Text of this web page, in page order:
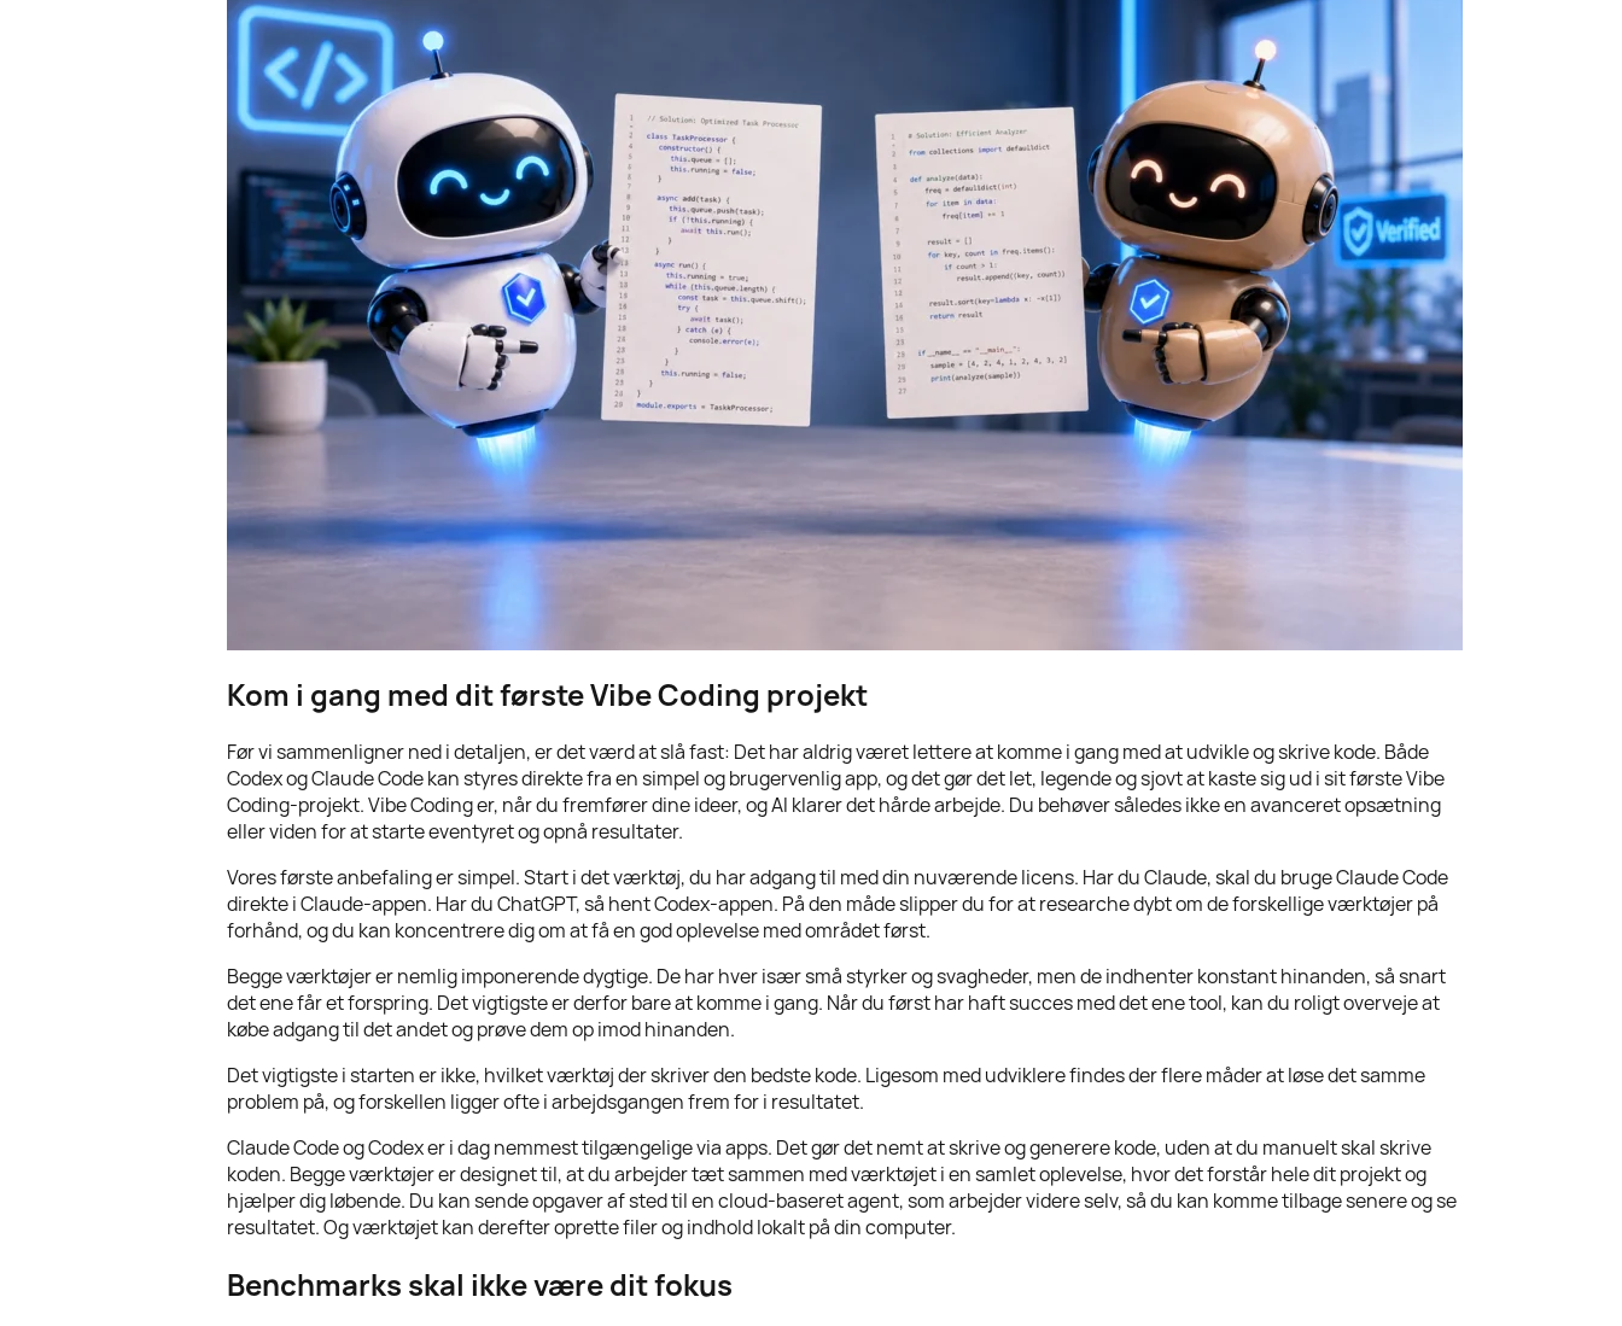
Kom i gang med dit første Vibe Coding projekt
Før vi sammenligner ned i detaljen, er det værd at slå fast: Det har aldrig været lettere at komme i gang med at udvikle og skrive kode. Både
Codex og Claude Code kan styres direkte fra en simpel og brugervenlig app, og det gør det let, legende og sjovt at kaste sig ud i sit første Vibe
Coding-projekt. Vibe Coding er, når du fremfører dine ideer, og AI klarer det hårde arbejde. Du behøver således ikke en avanceret opsætning
eller viden for at starte eventyret og opnå resultater.
Vores første anbefaling er simpel. Start i det værktøj, du har adgang til med din nuværende licens. Har du Claude, skal du bruge Claude Code
direkte i Claude-appen. Har du ChatGPT, så hent Codex-appen. På den måde slipper du for at researche dybt om de forskellige værktøjer på
forhånd, og du kan koncentrere dig om at få en god oplevelse med området først.
Begge værktøjer er nemlig imponerende dygtige. De har hver især små styrker og svagheder, men de indhenter konstant hinanden, så snart
det ene får et forspring. Det vigtigste er derfor bare at komme i gang. Når du først har haft succes med det ene tool, kan du roligt overveje at
købe adgang til det andet og prøve dem op imod hinanden.
Det vigtigste i starten er ikke, hvilket værktøj der skriver den bedste kode. Ligesom med udviklere findes der flere måder at løse det samme
problem på, og forskellen ligger ofte i arbejdsgangen frem for i resultatet.
Claude Code og Codex er i dag nemmest tilgængelige via apps. Det gør det nemt at skrive og generere kode, uden at du manuelt skal skrive
koden. Begge værktøjer er designet til, at du arbejder tæt sammen med værktøjet i en samlet oplevelse, hvor det forstår hele dit projekt og
hjælper dig løbende. Du kan sende opgaver af sted til en cloud-baseret agent, som arbejder videre selv, så du kan komme tilbage senere og se
resultatet. Og værktøjet kan derefter oprette filer og indhold lokalt på din computer.
Benchmarks skal ikke være dit fokus